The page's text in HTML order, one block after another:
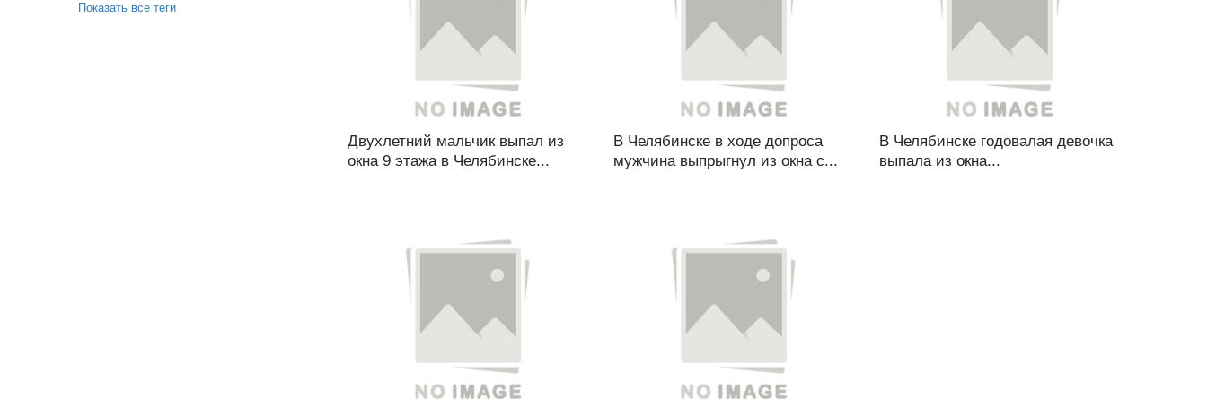
Показать все теги
Двухлетний мальчик выпал из
окна 9 этажа в Челябинске...
В Челябинске в ходе допроса
мужчина выпрыгнул из окна с...
В Челябинске годовалая девочка
выпала из окна...